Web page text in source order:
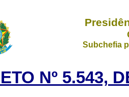
Subchefia
Nº 5.543,